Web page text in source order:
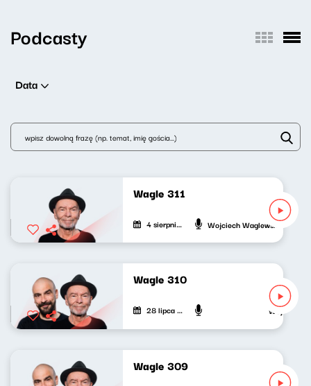
Podcasty
Data
Wagle 311
4 sierpnia 2026 Wojciech Waglewski
Wagle 310
28 lipca 2026 Wojciech
Wagle 309